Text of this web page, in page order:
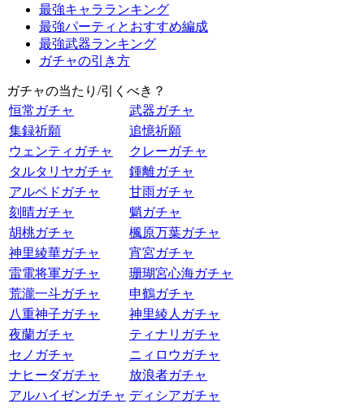
最強キャラランキング
最強パーティとおすすめ編成
最強武器ランキング
ガチャの引き方
ガチャの当たり/引くべき？
恒常ガチャ
武器ガチャ
集録祈願
追憶祈願
ウェンティガチャ
クレーガチャ
タルタリヤガチャ
鍾離ガチャ
アルベドガチャ
甘雨ガチャ
刻晴ガチャ
魈ガチャ
胡桃ガチャ
楓原万葉ガチャ
神里綾華ガチャ
宵宮ガチャ
雷電将軍ガチャ
珊瑚宮心海ガチャ
荒瀧一斗ガチャ
申鶴ガチャ
八重神子ガチャ
神里綾人ガチャ
夜蘭ガチャ
ティナリガチャ
セノガチャ
ニィロウガチャ
ナヒーダガチャ
放浪者ガチャ
アルハイゼンガチャ ディシアガチャ